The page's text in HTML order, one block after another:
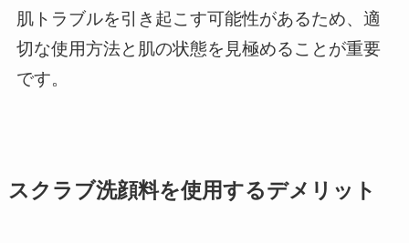
肌トラブルを引き起こす可能性があるため、適
切な使用方法と肌の状態を見極めることが重要
です。
スクラブ洗顔料を使用するデメリット